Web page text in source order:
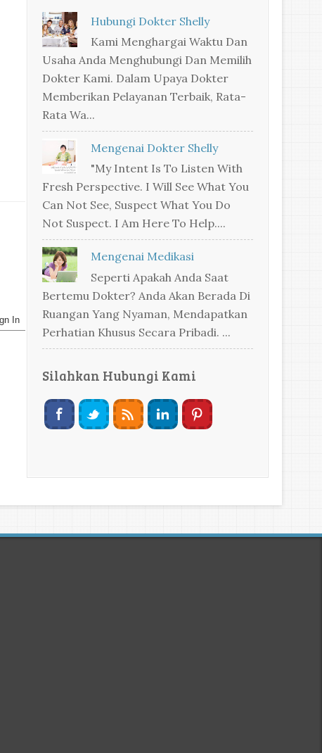
Hubungi Dokter Shelly
Kami Menghargai Waktu Dan
Usaha Anda Menghubungi Dan Memilih
Dokter Kami. Dalam Upaya Dokter
Memberikan Pelayanan Terbaik, Rata-
Rata Wa...
Mengenai Dokter Shelly
"My Intent Is To Listen With
Fresh Perspective. I Will See What You
Can Not See, Suspect What You Do
Not Suspect. I Am Here To Help....
Mengenai Medikasi
Seperti Apakah Anda Saat
Bertemu Dokter? Anda Akan Berada Di
Ruangan Yang Nyaman, Mendapatkan
Perhatian Khusus Secara Pribadi. ...
Silahkan Hubungi Kami